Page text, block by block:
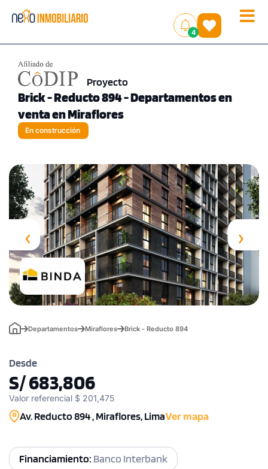
Toggle
4
()
Proyecto
Brick - Reducto 894 - Departamentos en
venta en Miraflores
En construcción
‹ ›
Departamentos Miraflores Brick - Reducto 894
Desde
S/ 683,806
Valor referencial $ 201,475
Av. Reducto 894 , Miraflores, LimaVer mapa
Financiamiento: Banco Interbank